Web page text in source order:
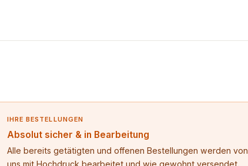
IHRE BESTELLUNGEN
Absolut sicher & in Bearbeitung
Alle bereits getätigten und offenen Bestellungen werden von
uns mit Hochdruck bearbeitet und wie gewohnt versendet.